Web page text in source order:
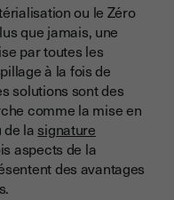
ou le Zéro
que jamais, une
par toutes les
à la fois de
solutions sont des
comme la mise en
de la signature
aspects de la
des avantages